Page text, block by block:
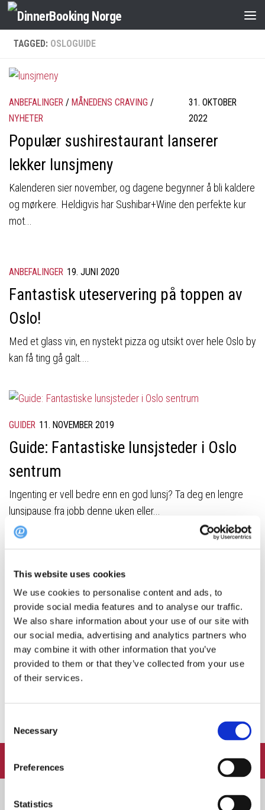
This website uses cookies
We use cookies to personalise content and ads, to
provide social media features and to analyse our traffic.
We also share information about your use of our site with
our social media, advertising and analytics partners who
may combine it with other information that you’ve
provided to them or that they’ve collected from your use
of their services.
Selection
Necessary
Preferences
Statistics
TAGGED: OSLOGUIDE
ANBEFALINGER / MÅNEDENS CRAVING /
NYHETER
31. OKTOBER
2022
Populær sushirestaurant lanserer
lekker lunsjmeny
Kalenderen sier november, og dagene begynner å bli kaldere
og mørkere. Heldigvis har Sushibar+Wine den perfekte kur
mot...
ANBEFALINGER 19. JUNI 2020
Fantastisk uteservering på toppen av
Oslo!
Med et glass vin, en nystekt pizza og utsikt over hele Oslo by
kan få ting gå galt....
GUIDER 11. NOVEMBER 2019
Guide: Fantastiske lunsjsteder i Oslo
sentrum
Ingenting er vell bedre enn en god lunsj? Ta deg en lengre
lunsjpause fra jobb denne uken eller...
GUIDER 8. AUGUST 2019
Guide: Spis fra morgen til kveld i Oslo
DinnerBooking har listet opp fire spisesteder for fire
forskjellige måltid nedenfor. Og det hele kan nås på bare en
dag i hovedstaden! Vi snakker frokost, lunsj, afternoon tea og
middag. Sagt på en annen måte: her har du den ultimate
Søk